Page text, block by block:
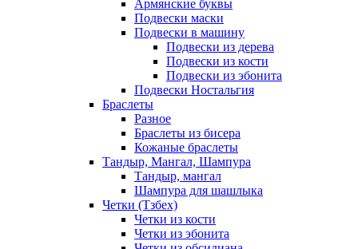
Армянские буквы
Подвески маски
Подвески в машину
Подвески из дерева
Подвески из кости
Подвески из эбонита
Подвески Ностальгия
Браслеты
Разное
Браслеты из бисера
Кожаные браслеты
Тандыр, Мангал, Шампура
Тандыр, мангал
Шампура для шашлыка
Четки (Тзбех)
Четки из кости
Четки из эбонита